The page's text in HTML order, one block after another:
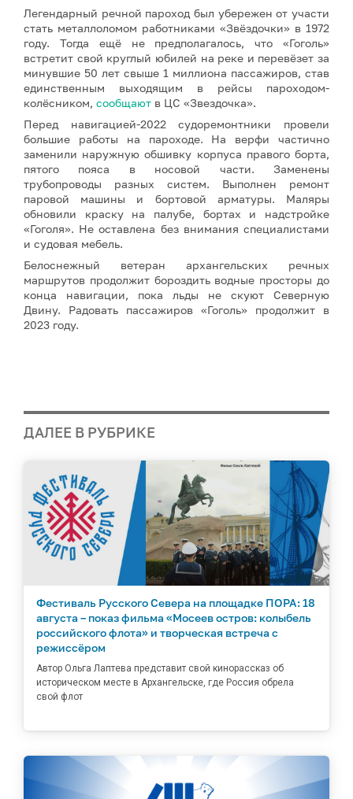
Легендарный речной пароход был убережен от участи
стать металлоломом работниками «Звёздочки» в 1972
году. Тогда ещё не предполагалось, что «Гоголь»
встретит свой круглый юбилей на реке и перевёзет за
минувшие 50 лет свыше 1 миллиона пассажиров, став
единственным выходящим в рейсы пароходом-
колёсником, сообщают в ЦС «Звездочка».
Перед навигацией-2022 судоремонтники провели
большие работы на пароходе. На верфи частично
заменили наружную обшивку корпуса правого борта,
пятого пояса в носовой части. Заменены
трубопроводы разных систем. Выполнен ремонт
паровой машины и бортовой арматуры. Маляры
обновили краску на палубе, бортах и надстройке
«Гоголя». Не оставлена без внимания специалистами
и судовая мебель.
Белоснежный ветеран архангельских речных
маршрутов продолжит бороздить водные просторы до
конца навигации, пока льды не скуют Северную
Двину. Радовать пассажиров «Гоголь» продолжит в
2023 году.
ДАЛЕЕ В РУБРИКЕ
Фестиваль Русского Севера на площадке ПОРА: 18
августа – показ фильма «Мосеев остров: колыбель
российского флота» и творческая встреча с
режиссёром
Автор Ольга Лаптева представит свой кинорассказ об
историческом месте в Архангельске, где Россия обрела
свой флот